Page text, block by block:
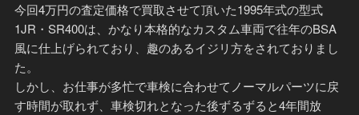
今回4万円の査定価格で買取させて頂いた1995年式の型式
1JR・SR400は、かなり本格的なカスタム車両で往年のBSA
風に仕上げられており、趣のあるイジリ方をされておりまし
た。
しかし、お仕事が多忙で車検に合わせてノーマルパーツに戻
す時間が取れず、車検切れとなった後ずるずると4年間放